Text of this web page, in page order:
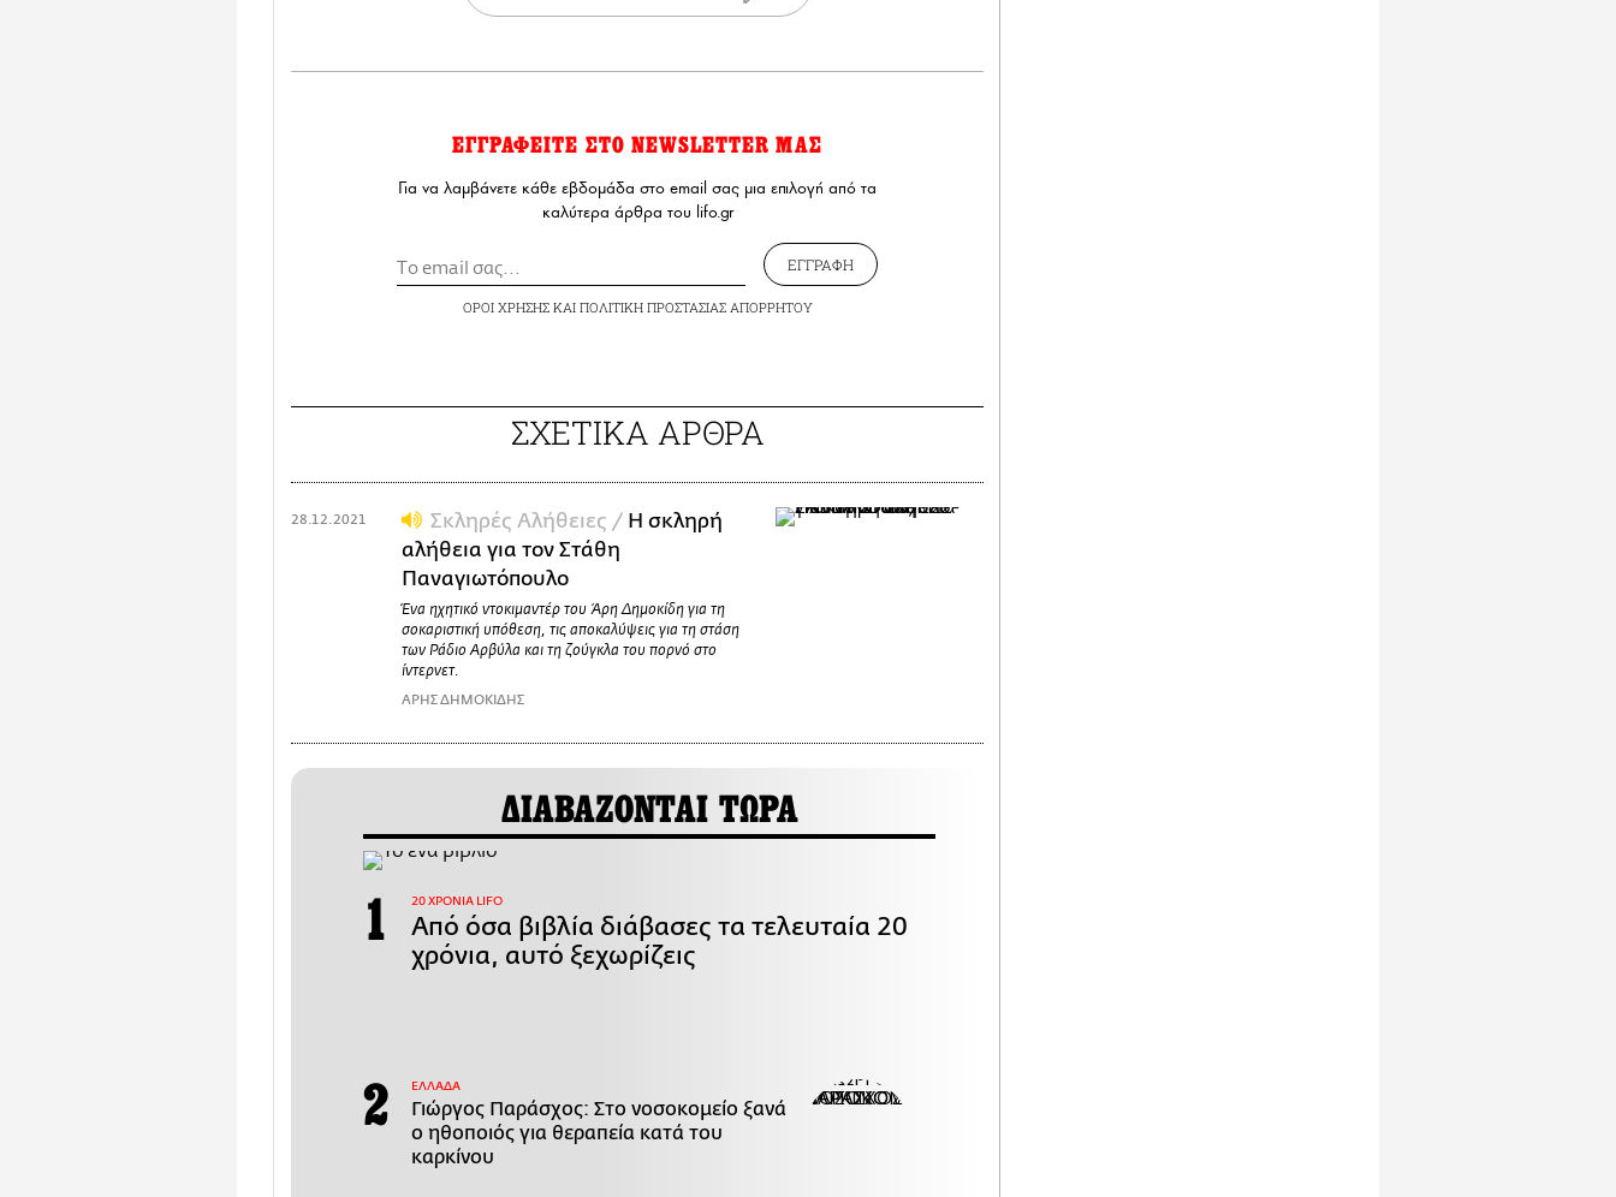
ΕΓΓΡΑΦΕΙΤΕ ΣΤΟ NEWSLETTER ΜΑΣ
Για να λαμβάνετε κάθε εβδομάδα στο email σας μια επιλογή από τα
καλύτερα άρθρα του lifo.gr
ΕΓΓΡΑΦΗ
ΟΡΟΙ ΧΡΗΣΗΣΚΑΙ ΠΟΛΙΤΙΚΗ ΠΡΟΣΤΑΣΙΑΣ ΑΠΟΡΡΗΤΟΥ
ΣΧΕΤΙΚΑ ΑΡΘΡΑ
Σκληρές Αλήθειες / Η σκληρή
αλήθεια για τον Στάθη
Παναγιωτόπουλο
Ένα ηχητικό ντοκιμαντέρ του Άρη Δημοκίδη για τη
σοκαριστική υπόθεση, τις αποκαλύψεις για τη στάση
των Ράδιο Αρβύλα και τη ζούγκλα του πορνό στο
ίντερνετ.
ΑΡΗΣ ΔΗΜΟΚΙΔΗΣ
28.12.2021
ΔΙΑΒΑΖΟΝΤΑΙ ΤΩΡΑ
20 ΧΡΟΝΙΑ LIFO
Από όσα βιβλία διάβασες τα τελευταία 20
χρόνια, αυτό ξεχωρίζεις
ΕΛΛΑΔΑ
Γιώργος Παράσχος: Στο νοσοκομείο ξανά
ο ηθοποιός για θεραπεία κατά του
καρκίνου